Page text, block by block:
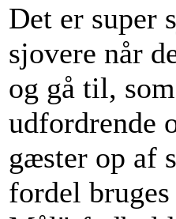
Det er super
sjovere når
og gå til,
udfordrende
gæster op af
fordel